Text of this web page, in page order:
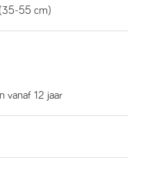
55 cm)
vanaf 12 jaar